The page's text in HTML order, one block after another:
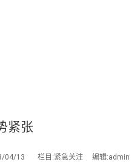
紧张
04/13 栏目:紧急关注 编辑:admin